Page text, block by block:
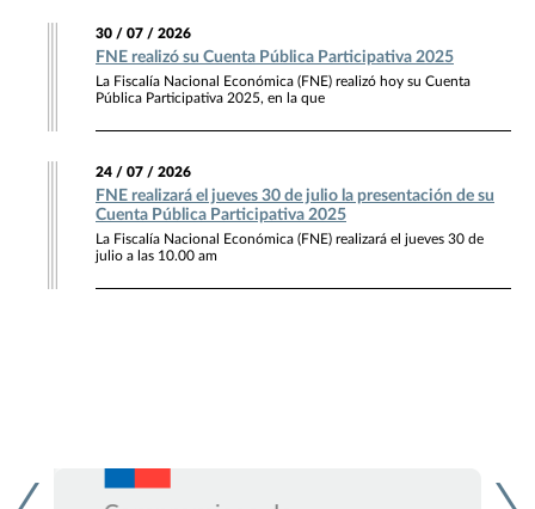
30 / 07 / 2026
FNE realizó su Cuenta Pública Participativa 2025
La Fiscalía Nacional Económica (FNE) realizó hoy su Cuenta
Pública Participativa 2025, en la que
24 / 07 / 2026
FNE realizará el jueves 30 de julio la presentación de su
Cuenta Pública Participativa 2025
La Fiscalía Nacional Económica (FNE) realizará el jueves 30 de
julio a las 10.00 am